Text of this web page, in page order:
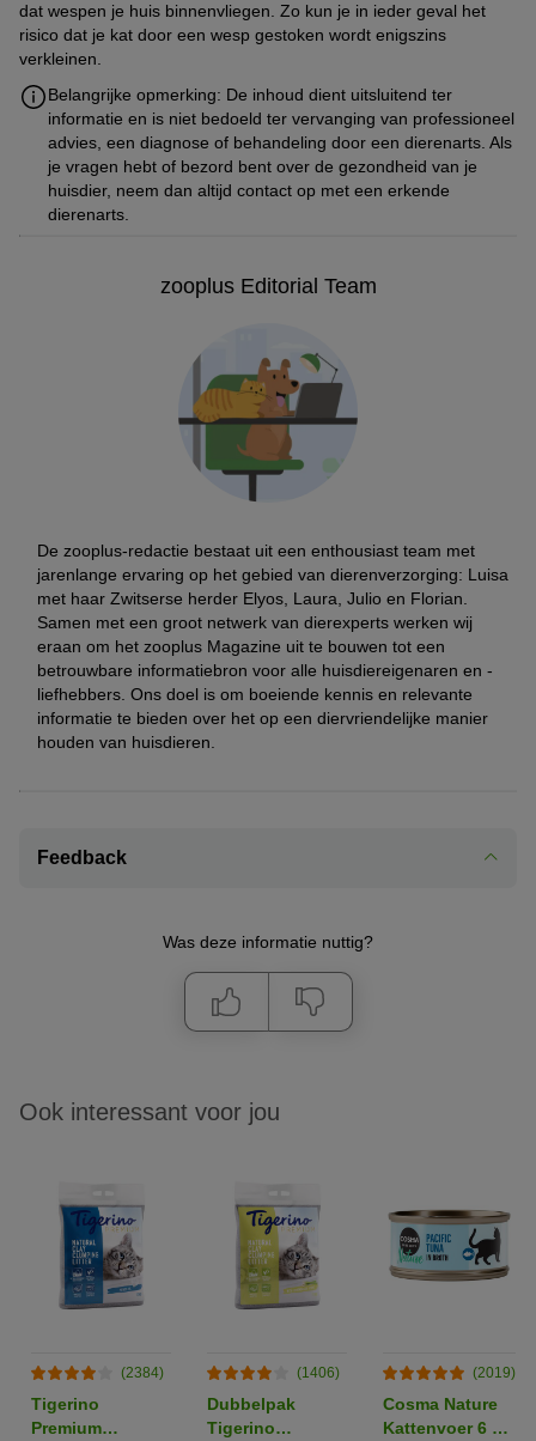
dat wespen je huis binnenvliegen. Zo kun je in ieder geval het
risico dat je kat door een wesp gestoken wordt enigszins
verkleinen.
Belangrijke opmerking: De inhoud dient uitsluitend ter
informatie en is niet bedoeld ter vervanging van professioneel
advies, een diagnose of behandeling door een dierenarts. Als
je vragen hebt of bezord bent over de gezondheid van je
huisdier, neem dan altijd contact op met een erkende
dierenarts.
zooplus Editorial Team
De zooplus-redactie bestaat uit een enthousiast team met
jarenlange ervaring op het gebied van dierenverzorging: Luisa
met haar Zwitserse herder Elyos, Laura, Julio en Florian.
Samen met een groot netwerk van dierexperts werken wij
eraan om het zooplus Magazine uit te bouwen tot een
betrouwbare informatiebron voor alle huisdiereigenaren en -
liefhebbers. Ons doel is om boeiende kennis en relevante
informatie te bieden over het op een diervriendelijke manier
houden van huisdieren.
Feedback
Was deze informatie nuttig?
Ook interessant voor jou
(2384)
Tigerino
Premium
(1406)
Dubbelpak
Tigerino
(2019)
Cosma Nature
Kattenvoer 6 x